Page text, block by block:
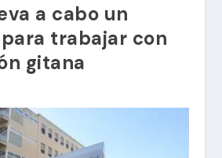
a cabo un
trabajar con
gitana